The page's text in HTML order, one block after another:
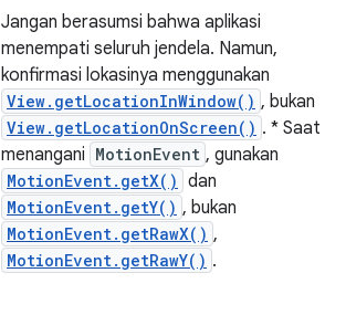
Jangan berasumsi bahwa aplikasi
menempati seluruh jendela. Namun,
konfirmasi lokasinya menggunakan
View.getLocationInWindow() , bukan
View.getLocationOnScreen() . * Saat
menangani MotionEvent , gunakan
MotionEvent.getX() dan
MotionEvent.getY() , bukan
MotionEvent.getRawX() ,
MotionEvent.getRawY() .